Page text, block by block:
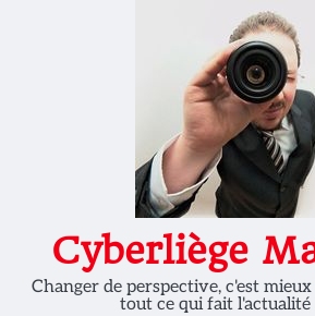
Cyberliège
Changer de perspective, c'est
tout ce qui fait l'actualité